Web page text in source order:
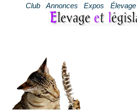
Club Annonces Expos Élevage
Elevage et l